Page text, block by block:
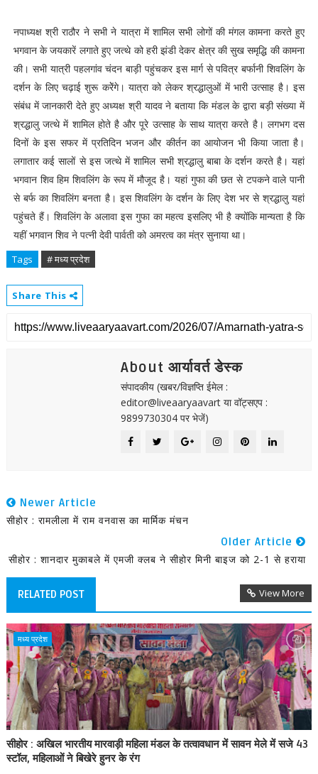
नपाध्यक्ष श्री राठौर ने सभी ने यात्रा में शामिल सभी लोगों की मंगल कामना करते हुए
भगवान के जयकारें लगाते हुए जत्थे को हरी झंडी देकर क्षेत्र की सुख समृद्धि की कामना
की। सभी यात्री पहलगांव चंदन बाड़ी पहुंचकर इस मार्ग से पवित्र बर्फानी शिवलिंग के
दर्शन के लिए चढ़ाई शुरू करेेंगे। यात्रा को लेकर श्रद्धालुओं में भारी उत्साह है। इस
संबंध में जानकारी देते हुए अध्यक्ष श्री यादव ने बताया कि मंडल के द्वारा बड़ी संख्या में
श्रद्धालु जत्थे में शामिल होते है और पूरे उत्साह के साथ यात्रा करते है। लगभग दस
दिनों के इस सफर में प्रतिदिन भजन और कीर्तन का आयोजन भी किया जाता है।
लगातार कई सालों से इस जत्थे में शामिल सभी श्रद्धालु बाबा के दर्शन करते है। यहां
भगवान शिव हिम शिवलिंग के रूप में मौजूद है। यहां गुफा की छत से टपकने वाले पानी
से बर्फ का शिवलिंग बनता है। इस शिवलिंग के दर्शन के लिए देश भर से श्रद्धालु यहां
पहुंचते हैं। शिवलिंग के अलावा इस गुफा का महत्व इसलिए भी है क्योंकि मान्यता है कि
यहीं भगवान शिव ने पत्नी देवी पार्वती को अमरत्व का मंत्र सुनाया था।
Tags # मध्य प्रदेश
Share This
About आर्यावर्त डेस्क
संपादकीय (खबर/विज्ञप्ति ईमेल :
editor@liveaaryaavart या वॉट्सएप :
9899730304 पर भेजें)
Newer Article
सीहोर : रामलीला में राम वनवास का मार्मिक मंचन
Older Article
सीहोर : शानदार मुकाबले में एमजी क्लब ने सीहोर मिनी बाइज को 2-1 से हराया
RELATED POST View More
मध्य प्रदेश
सीहोर : अखिल भारतीय मारवाड़ी महिला मंडल के तत्वावधान में सावन मेले में सजे 43
स्टॉल, महिलाओं ने बिखेरे हुनर के रंग